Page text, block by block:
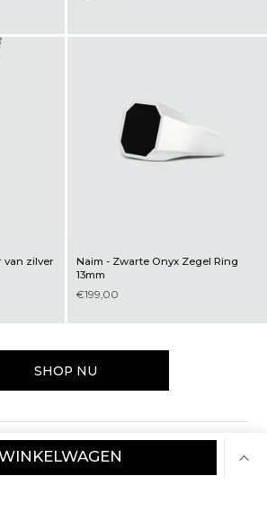
van zilver
Naim - Zwarte Onyx Zegel Ring
13mm
€199,00
SHOP NU